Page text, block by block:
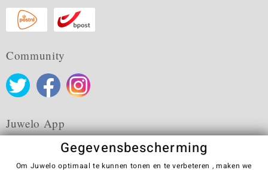
Community
Juwelo App
Gegevensbescherming
Om Juwelo optimaal te kunnen tonen en te verbeteren , maken we